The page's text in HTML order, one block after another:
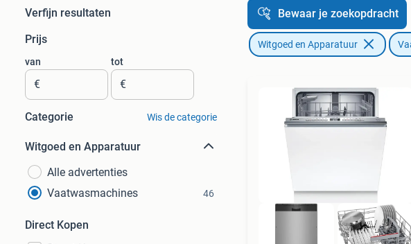
Verfijn resultaten
Prijs
van
€
tot
€
Categorie Wis de categorie
Witgoed en Apparatuur
Alle advertenties
Vaatwasmachines
46
Direct Kopen
Bewaar je zoekopdracht
Witgoed en Apparatuur